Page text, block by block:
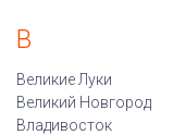
В
Великие Луки
Великий Новгород
Владивосток